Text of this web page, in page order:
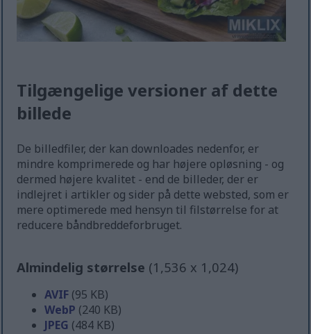
Tilgængelige versioner af dette
billede
De billedfiler, der kan downloades nedenfor, er
mindre komprimerede og har højere opløsning - og
dermed højere kvalitet - end de billeder, der er
indlejret i artikler og sider på dette websted, som er
mere optimerede med hensyn til filstørrelse for at
reducere båndbreddeforbruget.
Almindelig størrelse (1,536 x 1,024)
AVIF (95 KB)
WebP (240 KB)
JPEG (484 KB)